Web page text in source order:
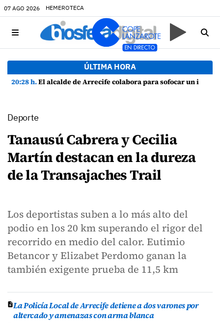
07 AGO 2026 HEMEROTECA
ÚLTIMA HORA
20:28 h.El alcalde de Arrecife colabora para sofocar un incendio en una vivienda de Playa Honda
Deporte
Tanausú Cabrera y Cecilia
Martín destacan en la dureza
de la Transajaches Trail
Los deportistas suben a lo más alto del
podio en los 20 km superando el rigor del
recorrido en medio del calor. Eutimio
Betancor y Elizabet Perdomo ganan la
también exigente prueba de 11,5 km
La Policía Local de Arrecife detiene a dos varones por
altercado y amenazas con arma blanca